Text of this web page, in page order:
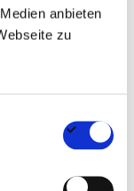
anbieten
zu
MS-Office-
im
und